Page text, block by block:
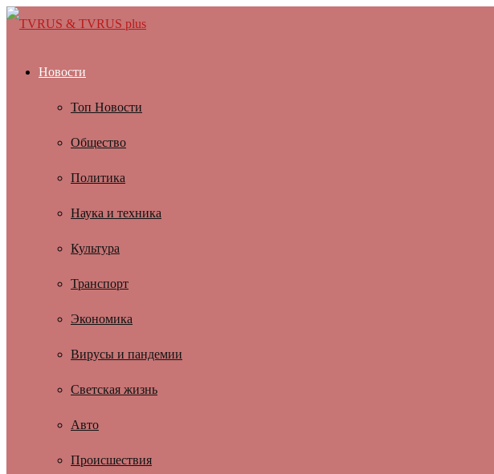
Новости
Топ Новости
Общество
Политика
Наука и техника
Культура
Транспорт
Экономика
Вирусы и пандемии
Светская жизнь
Авто
Происшествия